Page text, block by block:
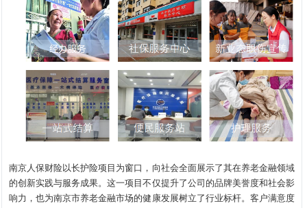
南京人保财险以长护险项目为窗口，向社会全面展示了其在养老金融领域
的创新实践与服务成果。这一项目不仅提升了公司的品牌美誉度和社会影
响力，也为南京市养老金融市场的健康发展树立了行业标杆。客户满意度